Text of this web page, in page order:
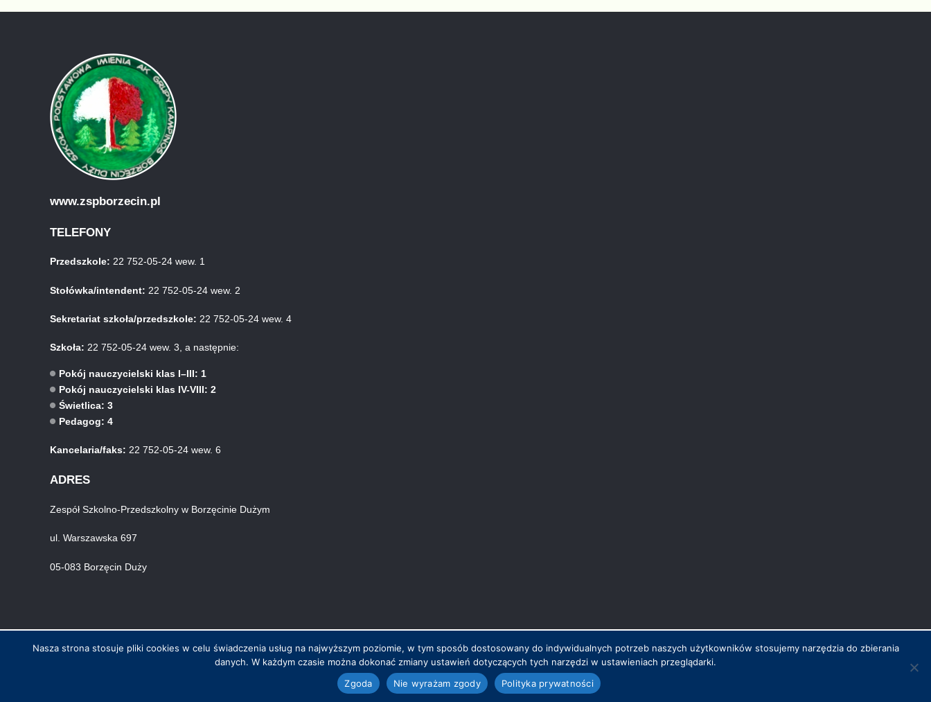
www.zspborzecin.pl
TELEFONY
Przedszkole: 22 752-05-24 wew. 1
Stołówka/intendent: 22 752-05-24 wew. 2
Sekretariat szkoła/przedszkole: 22 752-05-24 wew. 4
Szkoła: 22 752-05-24 wew. 3, a następnie:
Pokój nauczycielski klas I–III: 1
Pokój nauczycielski klas IV-VIII: 2
Świetlica: 3
Pedagog: 4
Kancelaria/faks: 22 752-05-24 wew. 6
ADRES
Zespół Szkolno-Przedszkolny w Borzęcinie Dużym
ul. Warszawska 697
05-083 Borzęcin Duży
© Wszystkie prawa zastrzeżone. Hosting i wykonanie skynet.net.pl
Nasza strona stosuje pliki cookies w celu świadczenia usług na najwyższym poziomie, w tym sposób dostosowany do indywidualnych potrzeb naszych użytkowników stosujemy narzędzia do zbierania
danych. W każdym czasie można dokonać zmiany ustawień dotyczących tych narzędzi w ustawieniach przeglądarki.
Zgoda
Nie wyrażam zgody Polityka prywatności